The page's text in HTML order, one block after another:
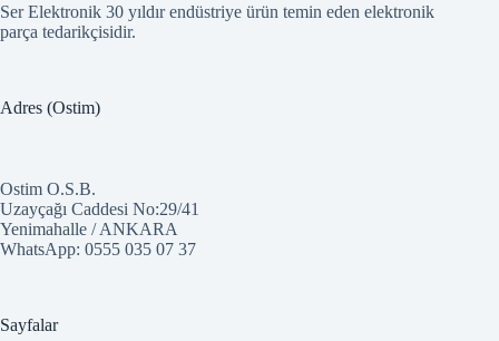
Ser Elektronik 30 yıldır endüstriye ürün temin eden elektronik
parça tedarikçisidir.
Adres (Ostim)
Ostim O.S.B.
Uzayçağı Caddesi No:29/41
Yenimahalle / ANKARA
WhatsApp: 0555 035 07 37
Sayfalar